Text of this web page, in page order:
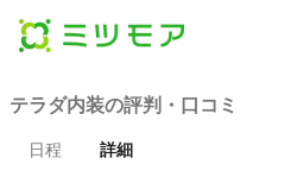
テラダ内装の評判・口コミ
日程 詳細